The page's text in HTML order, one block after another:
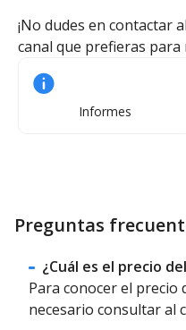
¡No dudes en contactar
canal que prefieras
Informes
Preguntas
¿Cuál es el precio
Para conocer el precio
necesario consultar al